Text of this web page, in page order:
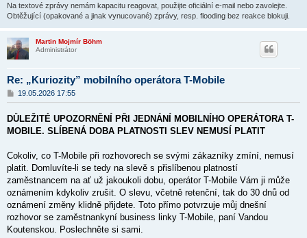
Na textové zprávy nemám kapacitu reagovat, použijte oficiální e-mail nebo zavolejte.
Obtěžující (opakované a jinak vynucované) zprávy, resp. flooding bez reakce blokuji.
Martin Mojmír Böhm
Administrátor
Re: „Kuriozity” mobilního operátora T-Mobile
P
ř
s
p
e
19.05.2026 17:55
DŮLEŽITÉ UPOZORNĚNÍ PŘI JEDNÁNÍ MOBILNÍHO OPERÁTORA T-
MOBILE. SLÍBENÁ DOBA PLATNOSTI SLEV NEMUSÍ PLATIT
Cokoliv, co T-Mobile při rozhovorech se svými zákazníky zmíní, nemusí
platit. Domluvíte-li se tedy na slevě s přislíbenou platností
zaměstnancem na ať už jakoukoli dobu, operátor T-Mobile Vám ji může
oznámením kdykoliv zrušit. O slevu, včetně retenční, tak do 30 dnů od
oznámení změny klidně přijdete. Toto přímo potvrzuje můj dnešní
rozhovor se zaměstnankyní business linky T-Mobile, paní Vandou
Koutenskou. Poslechněte si sami.